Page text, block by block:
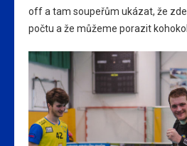
off a tam soupeřům ukázat, že
počtu a že můžeme porazit